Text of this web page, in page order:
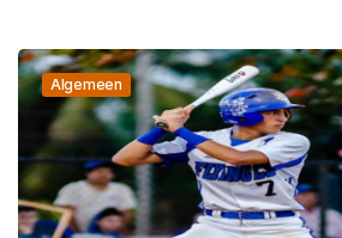
Algemeen